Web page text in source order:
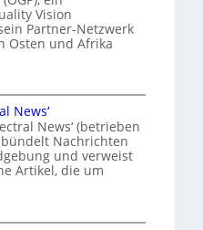
Vision
Partner-Netzwerk
Osten und Afrika
News‘
News‘ (betrieben
Nachrichten
und verweist
Artikel, die um